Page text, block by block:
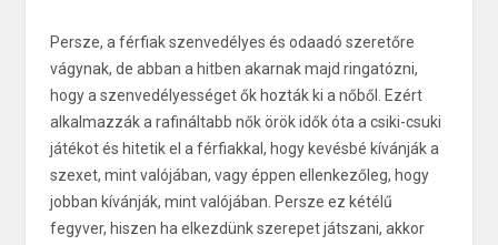
Persze, a férfiak szenvedélyes és odaadó szeretőre
vágynak, de abban a hitben akarnak majd ringatózni,
hogy a szenvedélyességet ők hozták ki a nőből. Ezért
alkalmazzák a rafináltabb nők örök idők óta a csiki-csuki
játékot és hitetik el a férfiakkal, hogy kevésbé kívánják a
szexet, mint valójában, vagy éppen ellenkezőleg, hogy
jobban kívánják, mint valójában. Persze ez kétélű
fegyver, hiszen ha elkezdünk szerepet játszani, akkor